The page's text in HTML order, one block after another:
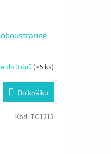
do 3 dnů(>5 ks)
Do košíku
Kód: TG1213